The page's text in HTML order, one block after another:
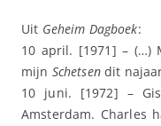
Uit Geheim Dagboek:
10 april. [1971] – (…)
mijn Schetsendit
10 juni. [1972] –
Amsterdam. Charles